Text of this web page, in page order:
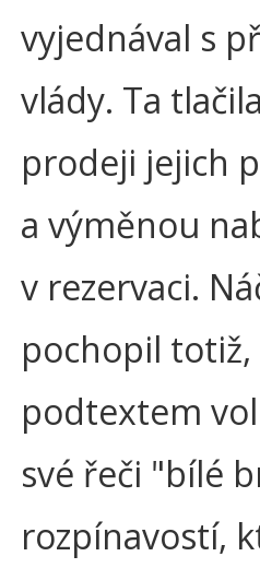
vyjednával s
vlády. Ta
prodeji jejich
a výměnou
v rezervaci.
pochopil
podtextem
své řeči "bílé
rozpínavostí,